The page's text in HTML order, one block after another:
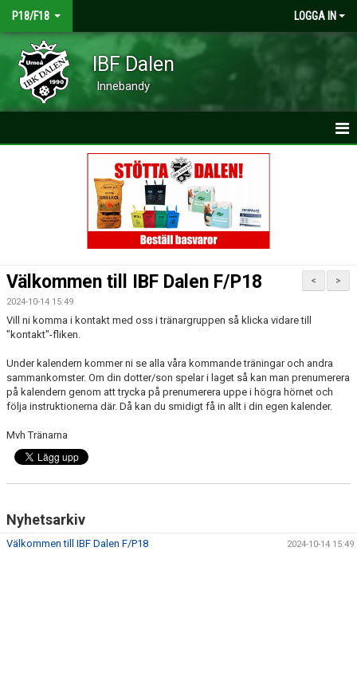
P18/F18 LOGGA IN
IBF Dalen
Innebandy
TRUPPEN
BILDGALLERI
DOKUMENT
KONTAKT
>
<
Välkommen till IBF Dalen F/P18
2024-10-14 15:49
Vill ni komma i kontakt med oss i tränargruppen så klicka vidare till
"kontakt"-fliken.
Under kalendern kommer ni se alla våra kommande träningar och andra
sammankomster. Om din dotter/son spelar i laget så kan man prenumerera
på kalendern genom att trycka på prenumerera uppe i högra hörnet och
följa instruktionerna där. Då kan du smidigt få in allt i din egen kalender.
Mvh Tränarna
Nyhetsarkiv
Välkommen till IBF Dalen F/P18 2024-10-14 15:49